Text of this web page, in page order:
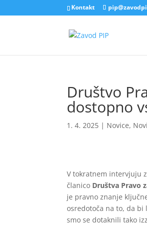
Kontakt
Društvo
dostopno
1. 4. 2025 | Novice,
V tokratnem intervjuju
članico Društva Pravo
je pravno znanje
osredotoča na to, da
smo se dotaknili tako